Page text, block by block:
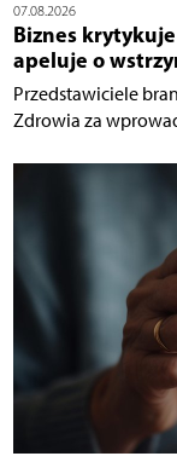
07.08.2026
Biznes
apeluje o
Przedstawiciele
Zdrowia za